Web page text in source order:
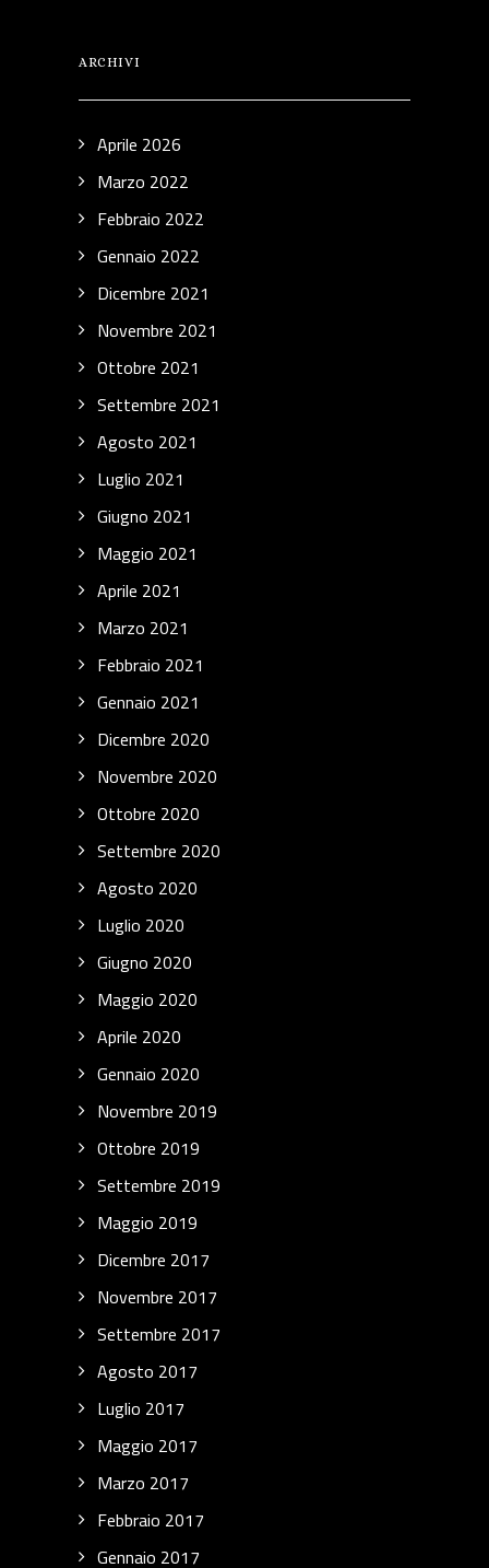
ARCHIVI
Aprile 2026
Marzo 2022
Febbraio 2022
Gennaio 2022
Dicembre 2021
Novembre 2021
Ottobre 2021
Settembre 2021
Agosto 2021
Luglio 2021
Giugno 2021
Maggio 2021
Aprile 2021
Marzo 2021
Febbraio 2021
Gennaio 2021
Dicembre 2020
Novembre 2020
Ottobre 2020
Settembre 2020
Agosto 2020
Luglio 2020
Giugno 2020
Maggio 2020
Aprile 2020
Gennaio 2020
Novembre 2019
Ottobre 2019
Settembre 2019
Maggio 2019
Dicembre 2017
Novembre 2017
Settembre 2017
Agosto 2017
Luglio 2017
Maggio 2017
Marzo 2017
Febbraio 2017
Gennaio 2017